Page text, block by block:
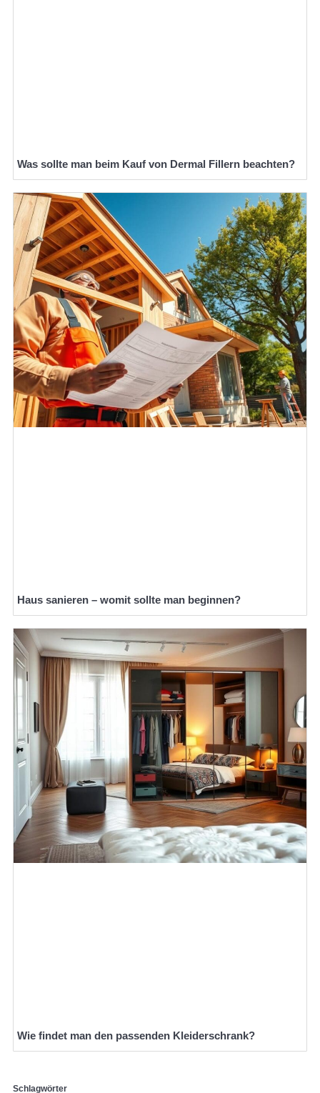
Was sollte man beim Kauf von Dermal Fillern beachten?
Haus sanieren – womit sollte man beginnen?
Wie findet man den passenden Kleiderschrank?
Schlagwörter